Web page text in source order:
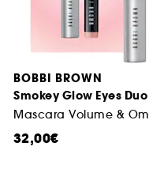
BOBBI BROWN
Smokey Glow Eyes Duo
32,00€